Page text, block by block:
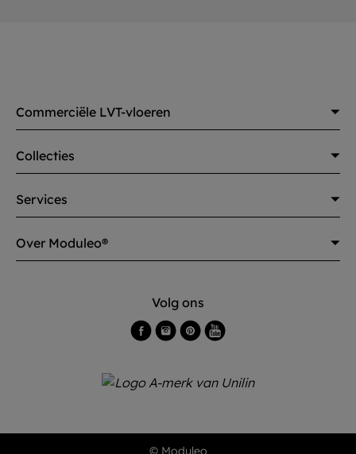
Commerciële LVT-vloeren
Collecties
Services
Over Moduleo®
Volg ons
© Moduleo